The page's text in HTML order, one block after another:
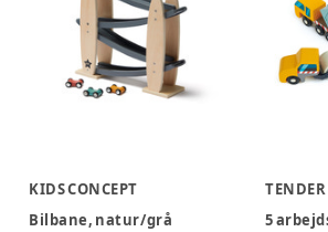
KIDS CONCEPT
Bilbane, natur/grå
TENDER